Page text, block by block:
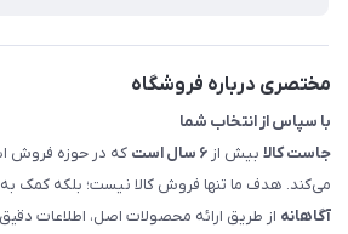
مختصری درباره فروشگاه
با سپاس از انتخاب شما
جاست کالا بیش از ۶ سال است
که در حوزه فروش
می‌کند. هدف ما تنها فروش کالا نیست؛ بلکه کمک
آگاهانه از طریق ارائه محصولات اصل، اطلاعات